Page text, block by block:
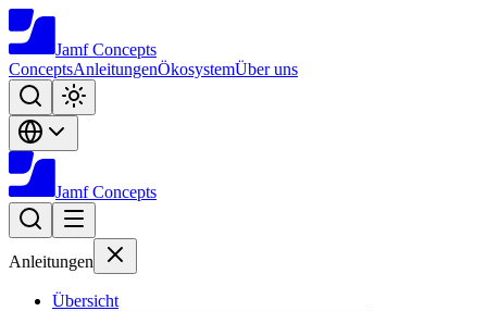
Jamf Concepts
ConceptsAnleitungenÖkosystemÜber uns
Jamf Concepts
Anleitungen
Übersicht